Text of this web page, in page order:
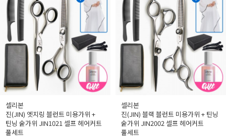
셀리본
진(JIN) 엣지링 블런트 미용가위 +
틴닝 숱가위 JIN1021 셀프 헤어커트
풀세트
셀리본
진(JIN) 블랙 블런트 미용가위 + 틴닝
숱가위 JIN2002 셀프 헤어커트
풀세트